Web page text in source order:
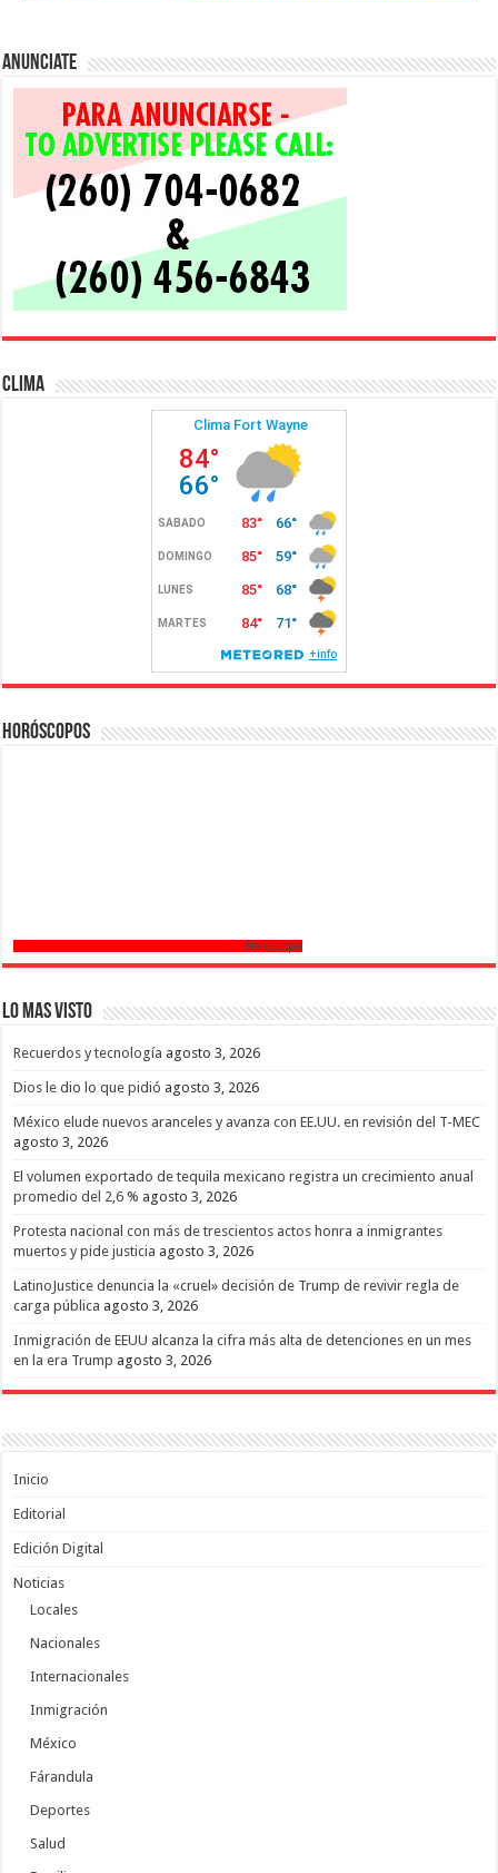
Anunciate
Clima
Horóscopos
Horoscopo
Lo mas Visto
Recuerdos y tecnología agosto 3, 2026
Dios le dio lo que pidió agosto 3, 2026
México elude nuevos aranceles y avanza con EE.UU. en revisión del T-MEC
agosto 3, 2026
El volumen exportado de tequila mexicano registra un crecimiento anual
promedio del 2,6 % agosto 3, 2026
Protesta nacional con más de trescientos actos honra a inmigrantes
muertos y pide justicia agosto 3, 2026
LatinoJustice denuncia la «cruel» decisión de Trump de revivir regla de
carga pública agosto 3, 2026
Inmigración de EEUU alcanza la cifra más alta de detenciones en un mes
en la era Trump agosto 3, 2026
Inicio
Editorial
Edición Digital
Noticias
Locales
Nacionales
Internacionales
Inmigración
México
Fárandula
Deportes
Salud